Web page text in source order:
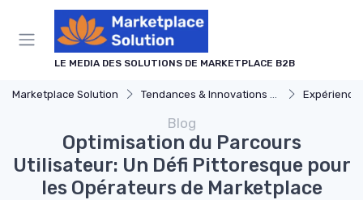
LE MEDIA DES SOLUTIONS DE MARKETPLACE B2B
Marketplace Solution Tendances & Innovations dans les logiciel de marketplace
Blog
Optimisation du Parcours
Utilisateur: Un Défi Pittoresque pour
les Opérateurs de Marketplace
Panneau de gestion des cookies